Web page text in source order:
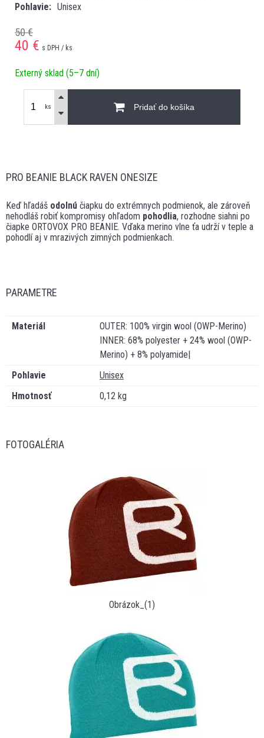
Pohlavie
Unisex
50 €
40 € s DPH / ks
Externý sklad (5–7 dní)
ks Pridať do košíka
PRO BEANIE BLACK RAVEN ONESIZE
Keď hľadáš odolnú čiapku do extrémnych podmienok, ale zároveň
nehodláš robiť kompromisy ohľadom pohodlia, rozhodne siahni po
čiapke ORTOVOX PRO BEANIE. Vďaka merino vlne ťa udrží v teple a
pohodlí aj v mrazivých zimných podmienkach.
PARAMETRE
Materiál
OUTER: 100% virgin wool (OWP-Merino)
INNER: 68% polyester + 24% wool (OWP-
Merino) + 8% polyamide|
Pohlavie
Unisex
Hmotnosť
0,12 kg
FOTOGALÉRIA
Obrázok_(1)